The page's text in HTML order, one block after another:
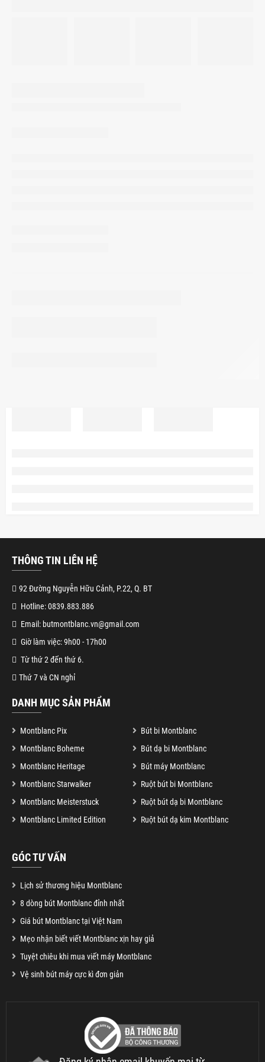
THÔNG TIN LIÊN HỆ
92 Đường Nguyễn Hữu Cảnh, P.22, Q. BT
Hotline: 0839.883.886
Email: butmontblanc.vn@gmail.com
Giờ làm việc: 9h00 - 17h00
Từ thứ 2 đến thứ 6.
Thứ 7 và CN nghỉ
DANH MỤC SẢN PHẨM
Montblanc Pix
Bút bi Montblanc
Montblanc Boheme
Bút dạ bi Montblanc
Montblanc Heritage
Bút máy Montblanc
Montblanc Starwalker
Ruột bút bi Montblanc
Montblanc Meisterstuck
Ruột bút dạ bi Montblanc
Montblanc Limited Edition
Ruột bút dạ kim Montblanc
GÓC TƯ VẤN
Lịch sử thương hiệu Montblanc
8 dòng bút Montblanc đỉnh nhất
Giá bút Montblanc tại Việt Nam
Mẹo nhận biết viết Montblanc xịn hay giả
Tuyệt chiêu khi mua viết máy Montblanc
Vệ sinh bút máy cực kì đơn giản